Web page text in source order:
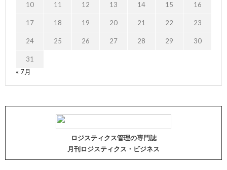
10 11 12 13 14 15 16
17 18 19 20 21 22 23
24 25 26 27 28 29 30
31
« 7月
ロジスティクス管理の専門誌
月刊ロジスティクス・ビジネス